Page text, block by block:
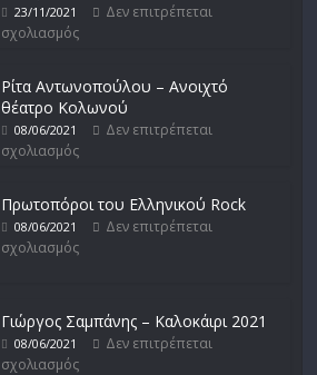
23/11/2021
Δεν επιτρέπεται
σχολιασμός
Ρίτα Αντωνοπούλου – Ανοιχτό
θέατρο Κολωνού
08/06/2021
Δεν επιτρέπεται
σχολιασμός
Πρωτοπόροι του Ελληνικού Rock
08/06/2021
Δεν επιτρέπεται
σχολιασμός
Γιώργος Σαμπάνης – Καλοκάιρι 2021
08/06/2021
Δεν επιτρέπεται
σχολιασμός